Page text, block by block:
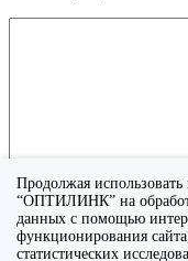
Продолжая
“ОПТИЛИНК” на
данных с помощью
функционирования
статистических
Я принимаю